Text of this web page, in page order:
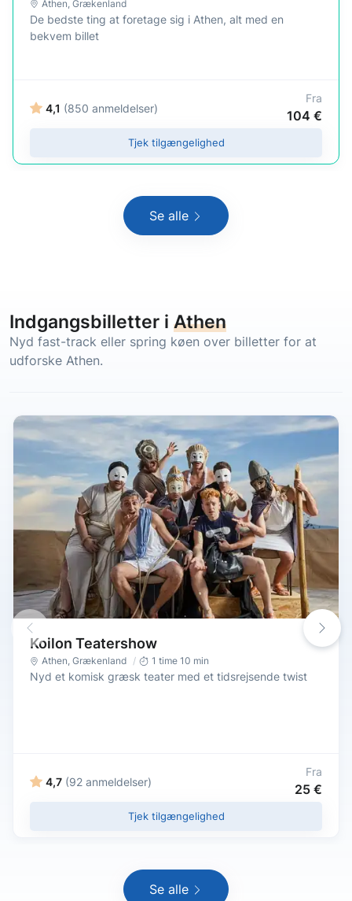
Athen, Grækenland
De bedste ting at foretage sig i Athen, alt med en
bekvem billet
4,1 (850 anmeldelser)
Fra
104 €
Tjek tilgængelighed
Se alle
Indgangsbilletter i Athen
Nyd fast-track eller spring køen over billetter for at
udforske Athen.
Koilon Teatershow
Athen, Grækenland 1 time 10 min
Nyd et komisk græsk teater med et tidsrejsende twist
4,7 (92 anmeldelser)
Fra
25 €
Tjek tilgængelighed
Se alle